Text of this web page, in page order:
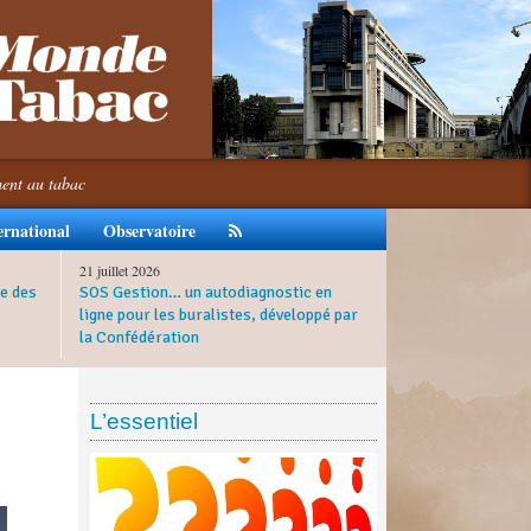
au tabac
Observatoire
des
21 juillet 2026
SOS Gestion… un autodiagnostic en
ligne pour les buralistes, développé par
la Confédération
L’essentiel